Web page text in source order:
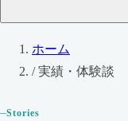
ホーム
/ 実績・体験談
Stories